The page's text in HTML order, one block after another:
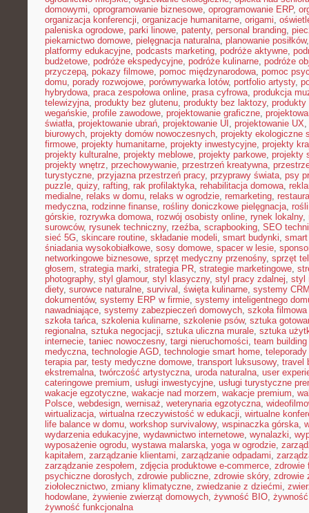
domowymi, oprogramowanie biznesowe, oprogramowanie ERP,
organizacja konferencji, organizacje humanitarne, origami,
paleniska ogrodowe, parki linowe, patenty, personal branding,
piekarnictwo domowe, pielęgnacja naturalna, planowanie posiłków
platformy edukacyjne, podcasts marketing, podróże aktywne,
budżetowe, podróże ekspedycyjne, podróże kulinarne, podróże
przyczepą, pokazy filmowe, pomoc międzynarodowa, pomoc
domu, porady rozwojowe, porównywarka lotów, portfolio artysty,
hybrydowa, praca zespołowa online, prasa cyfrowa, produkcja
telewizyjna, produkty bez glutenu, produkty bez laktozy, produkty
wegańskie, profile zawodowe, projektowanie graficzne,
światła, projektowanie ubrań, projektowanie UI , projektowanie UX,
biurowych, projekty domów nowoczesnych, projekty ekologiczne
firmowe, projekty humanitarne, projekty inwestycyjne, projekty
projekty kulturalne, projekty meblowe, projekty parkowe, projekty
projekty wnętrz, przechowywanie, przestrzeń kreatywna,
turystyczne, przyjazna przestrzeń pracy, przyprawy świata, psy
puzzle, quizy, rafting, rak profilaktyka, rehabilitacja domowa,
medialne, relaks w domu, relaks w ogrodzie, remarketing,
medyczna, rodzinne finanse, rośliny doniczkowe pielęgnacja,
górskie, rozrywka domowa, rozwój osobisty online, rynek lokalny,
surowców, rysunek techniczny, rzeźba, scrapbooking, SEO
sieć 5G, skincare routine, składanie modeli, smart budynki,
śniadania wysokobiałkowe, sosy domowe, spacer w lesie,
networkingowe biznesowe, sprzęt medyczny przenośny, sprzęt
głosem, strategia marki, strategia PR, strategie marketingowe,
photography, styl glamour, styl klasyczny, styl pracy zdalnej, styl
diety, surowce naturalne, survival , święta kulinarne, systemy
dokumentów, systemy ERP w firmie, systemy inteligentnego
nawadniające, systemy zabezpieczeń domowych, szkoła
szkoła tańca, szkolenia kulinarne, szkolenie psów, sztuka
regionalna, sztuka negocjacji, sztuka uliczna murale, sztuka
internecie, taniec nowoczesny, targi nieruchomości, team
medyczna, technologie AGD, technologie smart home,
terapia par, testy medyczne domowe, transport luksusowy, travel
ekstremalna, twórczość artystyczna, uroda naturalna, user
cateringowe premium, usługi inwestycyjne, usługi turystyczne
wakacje egzotyczne, wakacje nad morzem, wakacje premium,
Polsce, webdesign, wernisaż, weterynaria egzotyczna,
wirtualizacja, wirtualna rzeczywistość w edukacji, wirtualne
life balance w domu, workshop survivalowy, wspinaczka górska,
wydarzenia edukacyjne, wydawnictwo internetowe, wynalazki,
wyposażenie ogrodu, wystawa malarska, yoga w ogrodzie,
kapitałem, zarządzanie klientami, zarządzanie odpadami,
zarządzanie zespołem, zdjęcia produktowe e-commerce, zdrowie
psychiczne dorosłych, zdrowie publiczne, zdrowie skóry, zdrowie
ziołolecznictwo, zmiany klimatyczne, zwiedzanie z dziećmi,
hodowlane, żywienie zwierząt domowych, żywność BIO,
żywność funkcjonalna